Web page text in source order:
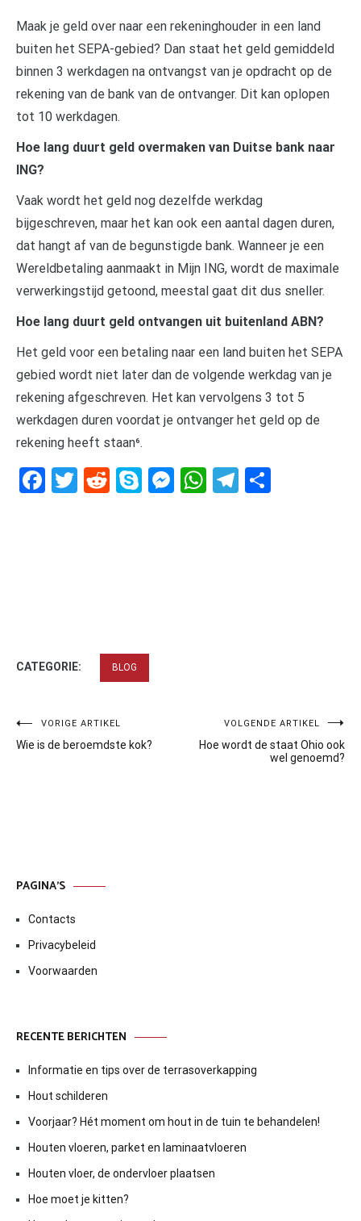
Maak je geld over naar een rekeninghouder in een land
buiten het SEPA-gebied? Dan staat het geld gemiddeld
binnen 3 werkdagen na ontvangst van je opdracht op de
rekening van de bank van de ontvanger. Dit kan oplopen
tot 10 werkdagen.
Hoe lang duurt geld overmaken van Duitse bank naar
ING?
Vaak wordt het geld nog dezelfde werkdag
bijgeschreven, maar het kan ook een aantal dagen duren,
dat hangt af van de begunstigde bank. Wanneer je een
Wereldbetaling aanmaakt in Mijn ING, wordt de maximale
verwerkingstijd getoond, meestal gaat dit dus sneller.
Hoe lang duurt geld ontvangen uit buitenland ABN?
Het geld voor een betaling naar een land buiten het SEPA
gebied wordt niet later dan de volgende werkdag van je
rekening afgeschreven. Het kan vervolgens 3 tot 5
werkdagen duren voordat je ontvanger het geld op de
rekening heeft staan⁶.
Facebook
Twitter
RedditSkypeMessenger
WhatsApp
Telegram
CATEGORIE: BLOG
Bericht
navigatie
VORIGE ARTIKEL
Wie is de beroemdste kok?
VOLGENDE ARTIKEL
Hoe wordt de staat Ohio ook
wel genoemd?
PAGINA’S
Contacts
Privacybeleid
Voorwaarden
RECENTE BERICHTEN
Informatie en tips over de terrasoverkapping
Hout schilderen
Voorjaar? Hét moment om hout in de tuin te behandelen!
Houten vloeren, parket en laminaatvloeren
Houten vloer, de ondervloer plaatsen
Hoe moet je kitten?